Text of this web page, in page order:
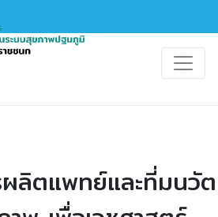
ผลิตแพทย์และที่มนวัต